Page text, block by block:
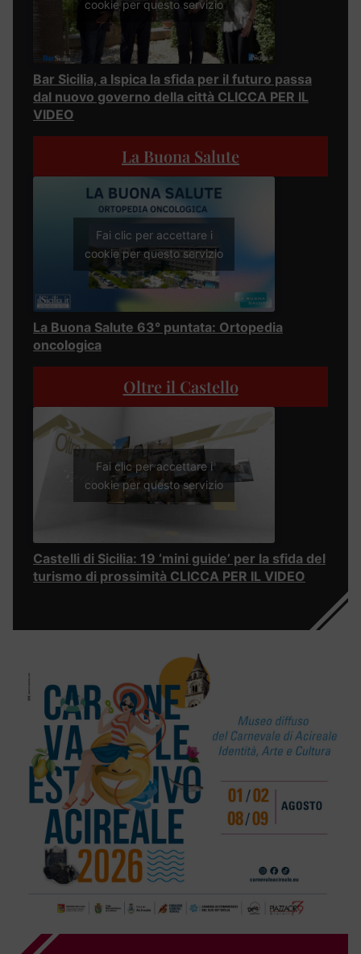
cookie per questo servizio
Bar Sicilia, a Ispica la sfida per il futuro passa
dal nuovo governo della città CLICCA PER IL
VIDEO
La Buona Salute
Fai clic per accettare i
cookie per questo servizio
La Buona Salute 63° puntata: Ortopedia
oncologica
Oltre il Castello
Fai clic per accettare i
cookie per questo servizio
Castelli di Sicilia: 19 ‘mini guide’ per la sfida del
turismo di prossimità CLICCA PER IL VIDEO